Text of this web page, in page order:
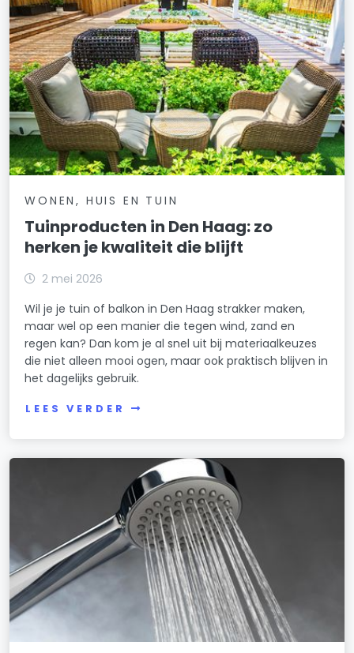
WONEN, HUIS EN TUIN
Tuinproducten in Den Haag: zo
herken je kwaliteit die blijft
2 mei 2026
Wil je je tuin of balkon in Den Haag strakker maken,
maar wel op een manier die tegen wind, zand en
regen kan? Dan kom je al snel uit bij materiaalkeuzes
die niet alleen mooi ogen, maar ook praktisch blijven in
het dagelijks gebruik.
LEES VERDER